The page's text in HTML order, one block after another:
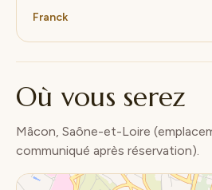
Franck
Où vous serez
Mâcon, Saône-et-Loire
communiqué après réservation).